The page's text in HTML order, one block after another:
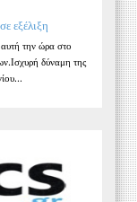
εξέλιξη
την ώρα στο
δύναμη της